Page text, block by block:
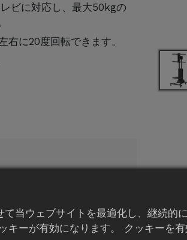
ビに対応し、最大50kgの
右に20度回転できます。
、お気軽にお問い合わ
当ウェブサイトを最適化し、継続
キーが有効になります。 クッキーを